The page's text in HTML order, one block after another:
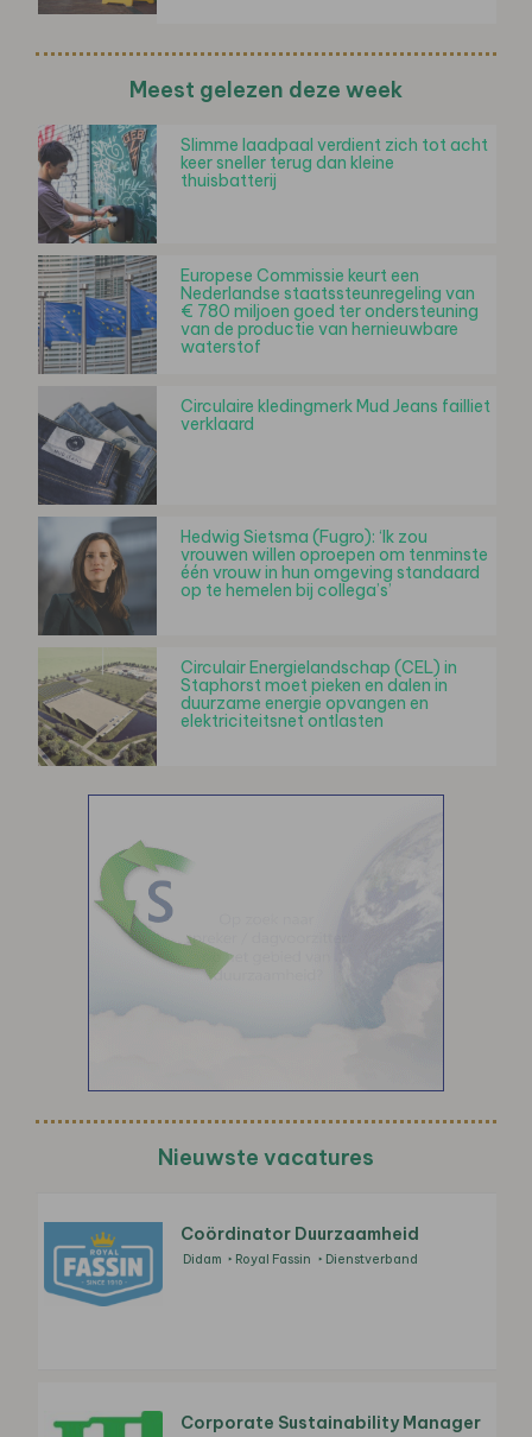
Meest gelezen deze week
Slimme laadpaal verdient zich tot acht
keer sneller terug dan kleine
thuisbatterij
Europese Commissie keurt een
Nederlandse staatssteunregeling van
€ 780 miljoen goed ter ondersteuning
van de productie van hernieuwbare
waterstof
Circulaire kledingmerk Mud Jeans failliet
verklaard
Hedwig Sietsma (Fugro): ‘Ik zou
vrouwen willen oproepen om tenminste
één vrouw in hun omgeving standaard
op te hemelen bij collega’s’
Circulair Energielandschap (CEL) in
Staphorst moet pieken en dalen in
duurzame energie opvangen en
elektriciteitsnet ontlasten
Nieuwste vacatures
Coördinator Duurzaamheid
Didam Royal Fassin Dienstverband
Corporate Sustainability Manager